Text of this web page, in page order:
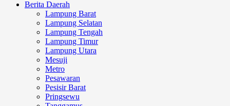
Berita Daerah
Lampung Barat
Lampung Selatan
Lampung Tengah
Lampung Timur
Lampung Utara
Mesuji
Metro
Pesawaran
Pesisir Barat
Pringsewu